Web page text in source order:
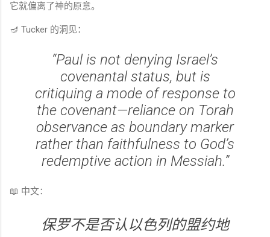
它就偏离了神的原意。
🪔 Tucker 的洞见：
“Paul is not denying Israel’s
covenantal status, but is
critiquing a mode of response to
the covenant—reliance on Torah
observance as boundary marker
rather than faithfulness to God’s
redemptive action in Messiah.”
📖 中文：
保罗不是否认以色列的盟约地